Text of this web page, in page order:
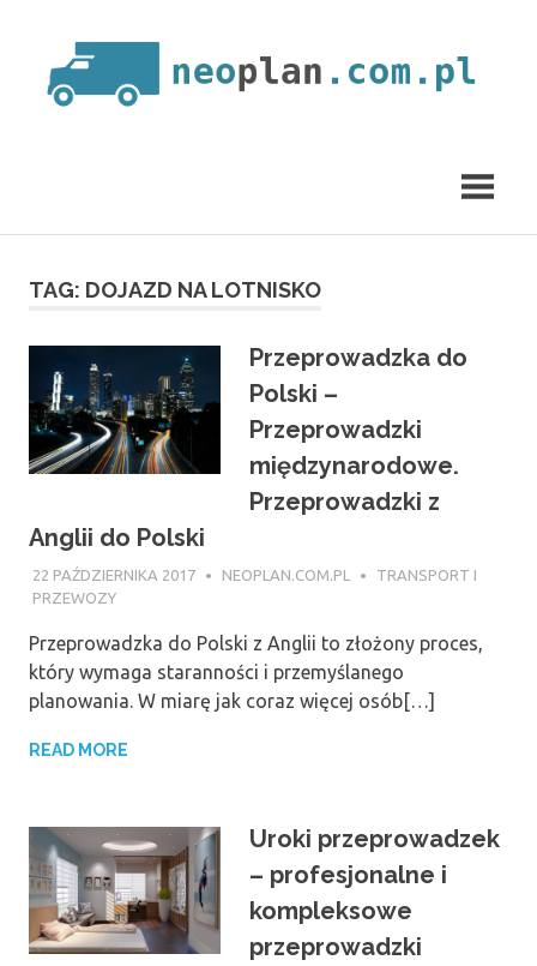
content
TAG: DOJAZD NA LOTNISKO
Przeprowadzka do
Polski –
Przeprowadzki
międzynarodowe.
Przeprowadzki z
Anglii do Polski
22 PAŹDZIERNIKA 2017 NEOPLAN.COM.PL
TRANSPORT I
PRZEWOZY
Przeprowadzka do Polski z Anglii to złożony proces,
który wymaga staranności i przemyślanego
planowania. W miarę jak coraz więcej osób[…]
READ MORE
Uroki przeprowadzek
– profesjonalne i
kompleksowe
przeprowadzki